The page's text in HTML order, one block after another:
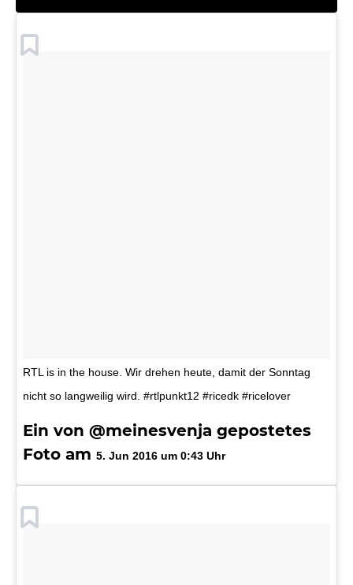
RTL is in the house. Wir drehen heute, damit der Sonntag
nicht so langweilig wird. #rtlpunkt12 #ricedk #ricelover
Ein von @meinesvenja gepostetes
Foto am 5. Jun 2016 um 0:43 Uhr